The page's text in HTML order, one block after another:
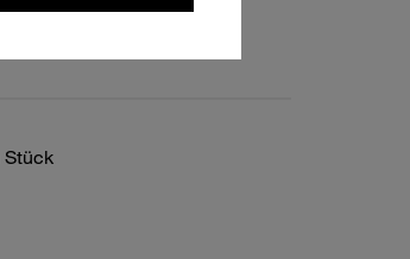
Stück